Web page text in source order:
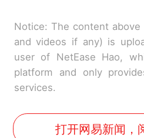
Notice: The content
and videos if any) is
user of NetEase Hao,
platform and only
services.
打开网易新闻，